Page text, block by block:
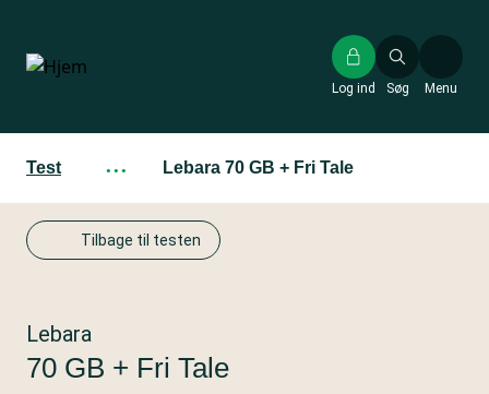
hovedindhold
Søg
Log ind Menu
Test ··· Lebara 70 GB + Fri Tale
Tilbage til testen
Lebara
70 GB + Fri Tale